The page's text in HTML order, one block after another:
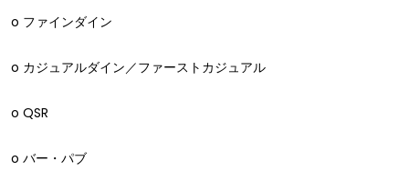
o ファインダイン
o カジュアルダイン／ファーストカジュアル
o QSR
o バー・パブ